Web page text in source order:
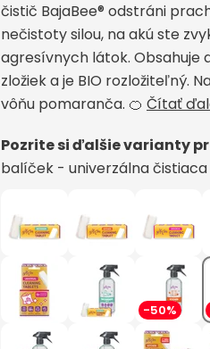
čistič BajaBee® odstráni
nečistoty silou, na akú ste
agresívnych látok. Obsahuje
zložiek a je BIO rozložiteľný.
vôňu pomaranča. 🍊 Čítať
Pozrite si ďalšie varianty
balíček - univerzálna
-50%